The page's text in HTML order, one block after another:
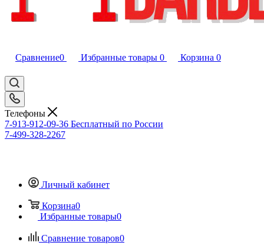
Сравнение0 Избранные товары 0 Корзина 0
Телефоны
7-913-912-09-36 Бесплатный по России
7-499-328-2267
Личный кабинет
Корзина0
Избранные товары0
Сравнение товаров0